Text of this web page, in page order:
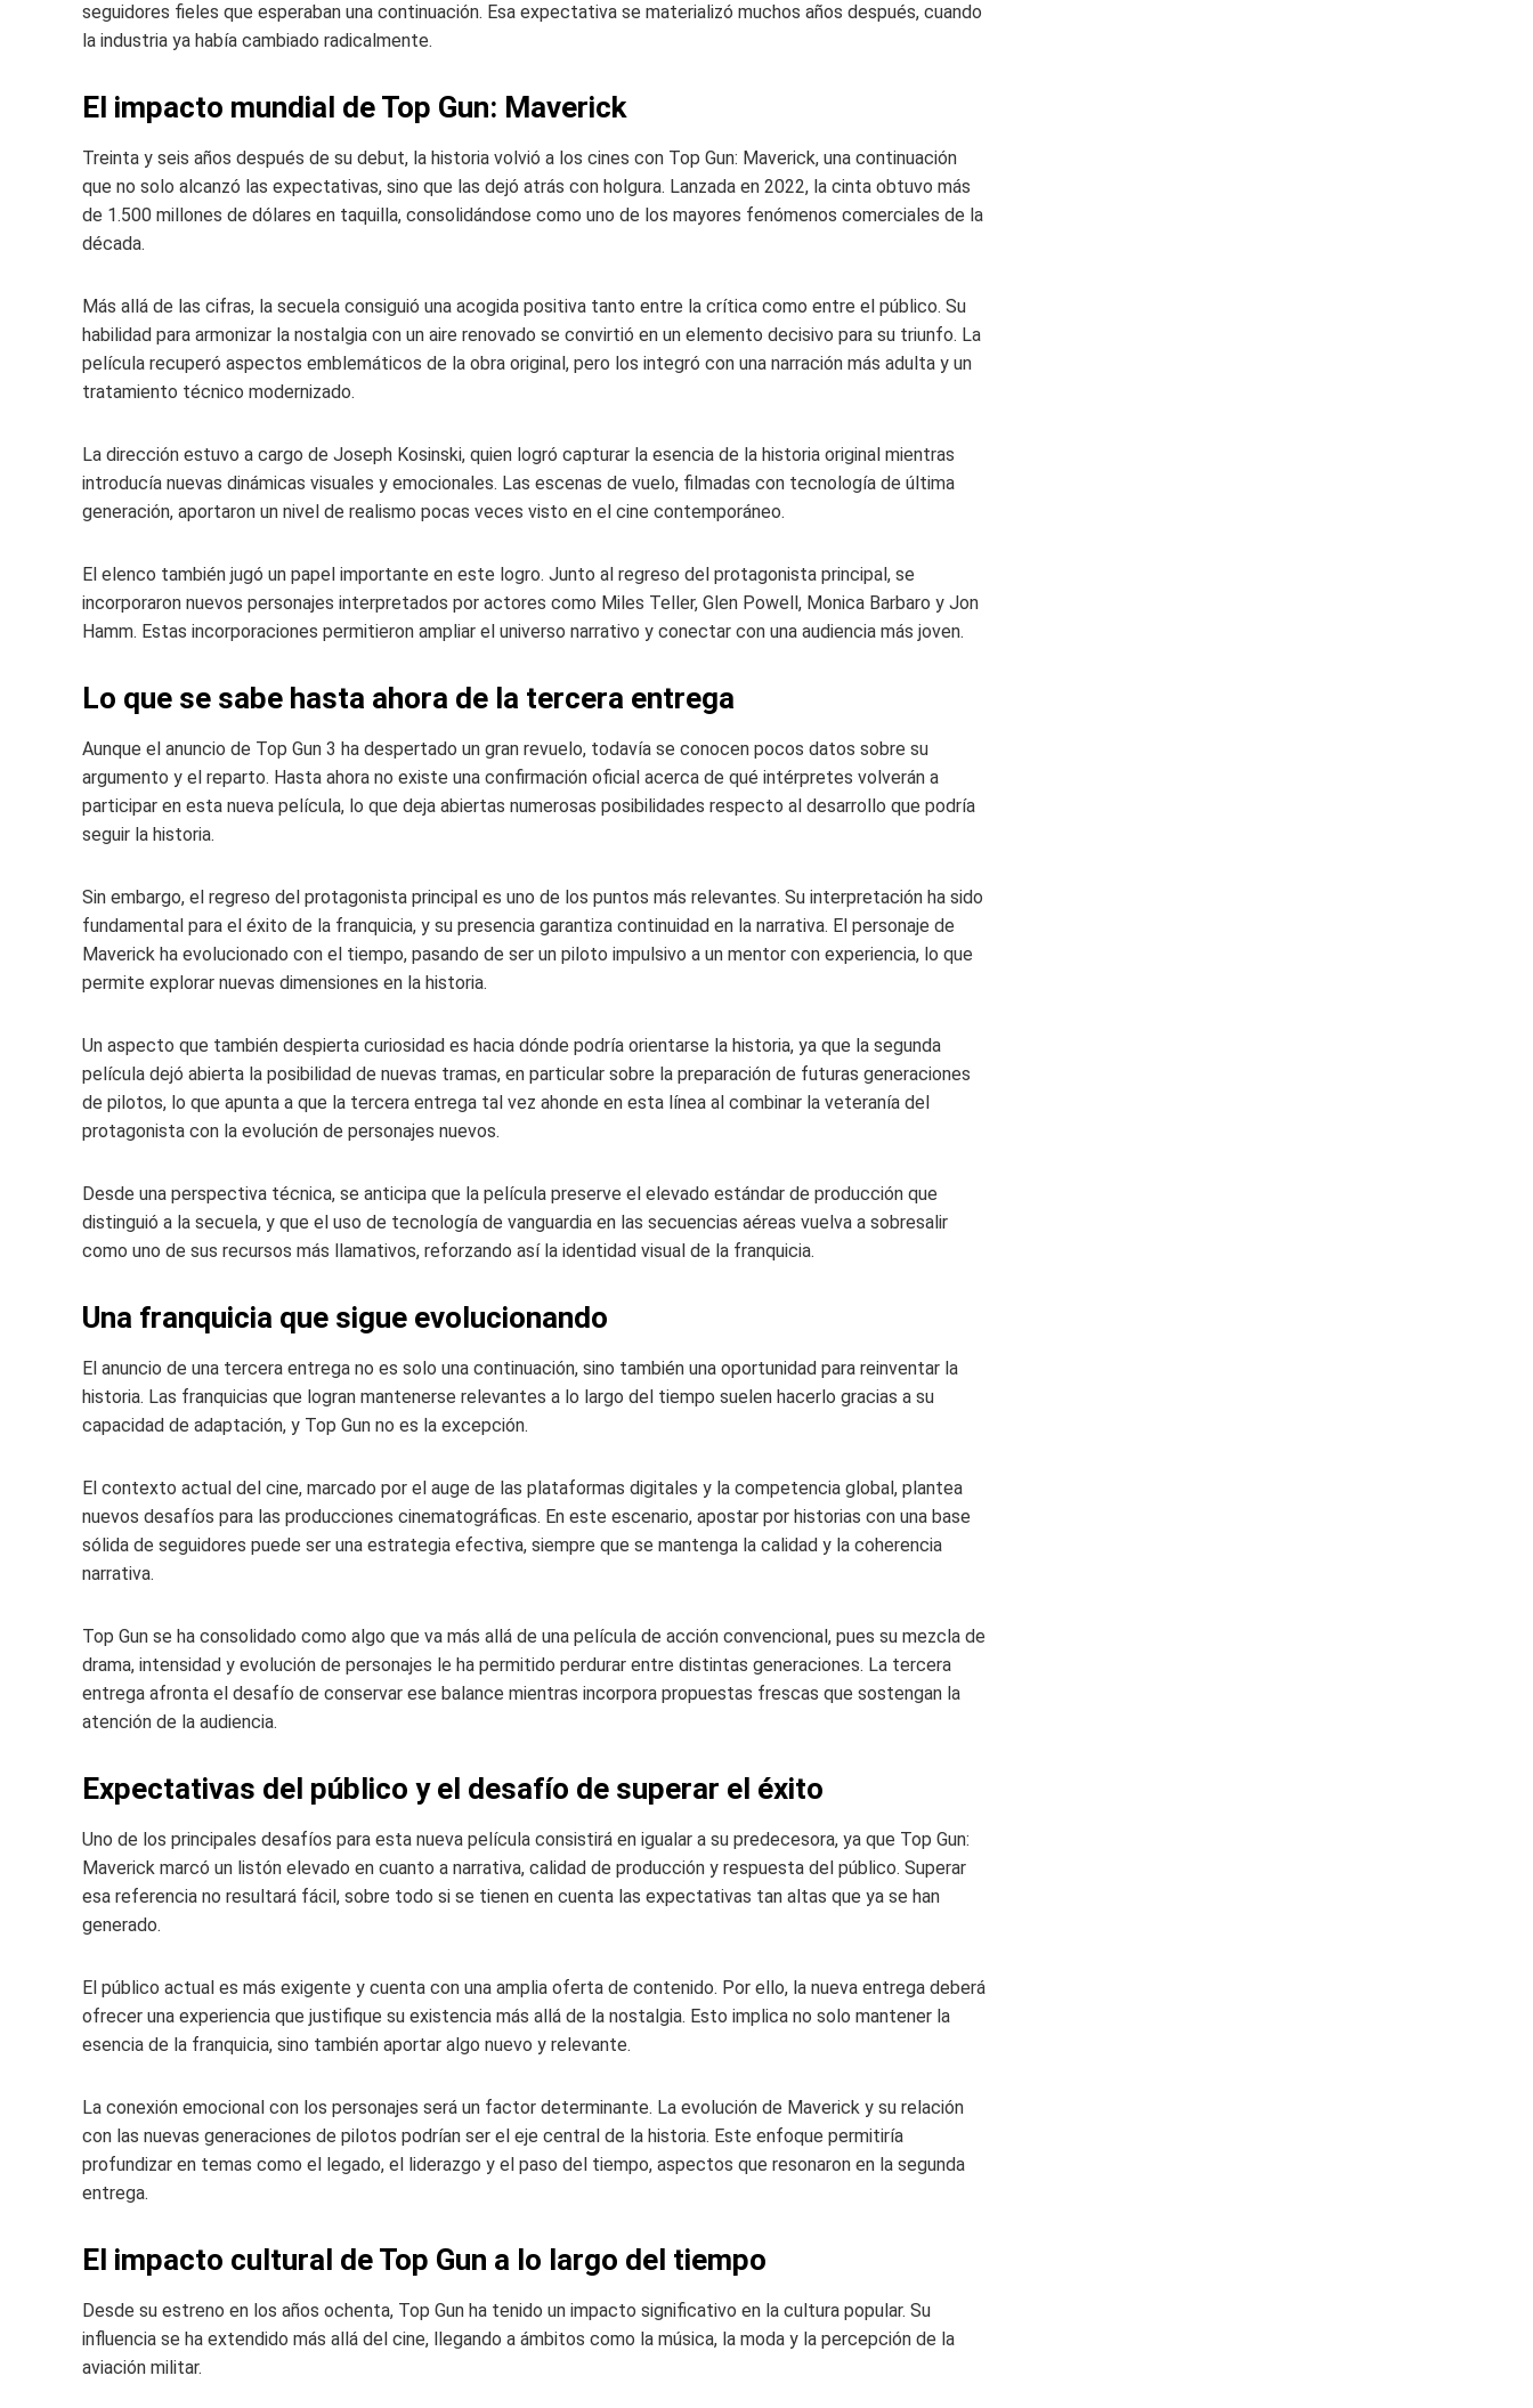
seguidores fieles que esperaban una continuación. Esa expectativa se materializó muchos años después, cuando
la industria ya había cambiado radicalmente.
El impacto mundial de Top Gun: Maverick
Treinta y seis años después de su debut, la historia volvió a los cines con Top Gun: Maverick, una continuación
que no solo alcanzó las expectativas, sino que las dejó atrás con holgura. Lanzada en 2022, la cinta obtuvo más
de 1.500 millones de dólares en taquilla, consolidándose como uno de los mayores fenómenos comerciales de la
década.
Más allá de las cifras, la secuela consiguió una acogida positiva tanto entre la crítica como entre el público. Su
habilidad para armonizar la nostalgia con un aire renovado se convirtió en un elemento decisivo para su triunfo. La
película recuperó aspectos emblemáticos de la obra original, pero los integró con una narración más adulta y un
tratamiento técnico modernizado.
La dirección estuvo a cargo de Joseph Kosinski, quien logró capturar la esencia de la historia original mientras
introducía nuevas dinámicas visuales y emocionales. Las escenas de vuelo, filmadas con tecnología de última
generación, aportaron un nivel de realismo pocas veces visto en el cine contemporáneo.
El elenco también jugó un papel importante en este logro. Junto al regreso del protagonista principal, se
incorporaron nuevos personajes interpretados por actores como Miles Teller, Glen Powell, Monica Barbaro y Jon
Hamm. Estas incorporaciones permitieron ampliar el universo narrativo y conectar con una audiencia más joven.
Lo que se sabe hasta ahora de la tercera entrega
Aunque el anuncio de Top Gun 3 ha despertado un gran revuelo, todavía se conocen pocos datos sobre su
argumento y el reparto. Hasta ahora no existe una confirmación oficial acerca de qué intérpretes volverán a
participar en esta nueva película, lo que deja abiertas numerosas posibilidades respecto al desarrollo que podría
seguir la historia.
Sin embargo, el regreso del protagonista principal es uno de los puntos más relevantes. Su interpretación ha sido
fundamental para el éxito de la franquicia, y su presencia garantiza continuidad en la narrativa. El personaje de
Maverick ha evolucionado con el tiempo, pasando de ser un piloto impulsivo a un mentor con experiencia, lo que
permite explorar nuevas dimensiones en la historia.
Un aspecto que también despierta curiosidad es hacia dónde podría orientarse la historia, ya que la segunda
película dejó abierta la posibilidad de nuevas tramas, en particular sobre la preparación de futuras generaciones
de pilotos, lo que apunta a que la tercera entrega tal vez ahonde en esta línea al combinar la veteranía del
protagonista con la evolución de personajes nuevos.
Desde una perspectiva técnica, se anticipa que la película preserve el elevado estándar de producción que
distinguió a la secuela, y que el uso de tecnología de vanguardia en las secuencias aéreas vuelva a sobresalir
como uno de sus recursos más llamativos, reforzando así la identidad visual de la franquicia.
Una franquicia que sigue evolucionando
El anuncio de una tercera entrega no es solo una continuación, sino también una oportunidad para reinventar la
historia. Las franquicias que logran mantenerse relevantes a lo largo del tiempo suelen hacerlo gracias a su
capacidad de adaptación, y Top Gun no es la excepción.
El contexto actual del cine, marcado por el auge de las plataformas digitales y la competencia global, plantea
nuevos desafíos para las producciones cinematográficas. En este escenario, apostar por historias con una base
sólida de seguidores puede ser una estrategia efectiva, siempre que se mantenga la calidad y la coherencia
narrativa.
Top Gun se ha consolidado como algo que va más allá de una película de acción convencional, pues su mezcla de
drama, intensidad y evolución de personajes le ha permitido perdurar entre distintas generaciones. La tercera
entrega afronta el desafío de conservar ese balance mientras incorpora propuestas frescas que sostengan la
atención de la audiencia.
Expectativas del público y el desafío de superar el éxito
Uno de los principales desafíos para esta nueva película consistirá en igualar a su predecesora, ya que Top Gun:
Maverick marcó un listón elevado en cuanto a narrativa, calidad de producción y respuesta del público. Superar
esa referencia no resultará fácil, sobre todo si se tienen en cuenta las expectativas tan altas que ya se han
generado.
El público actual es más exigente y cuenta con una amplia oferta de contenido. Por ello, la nueva entrega deberá
ofrecer una experiencia que justifique su existencia más allá de la nostalgia. Esto implica no solo mantener la
esencia de la franquicia, sino también aportar algo nuevo y relevante.
La conexión emocional con los personajes será un factor determinante. La evolución de Maverick y su relación
con las nuevas generaciones de pilotos podrían ser el eje central de la historia. Este enfoque permitiría
profundizar en temas como el legado, el liderazgo y el paso del tiempo, aspectos que resonaron en la segunda
entrega.
El impacto cultural de Top Gun a lo largo del tiempo
Desde su estreno en los años ochenta, Top Gun ha tenido un impacto significativo en la cultura popular. Su
influencia se ha extendido más allá del cine, llegando a ámbitos como la música, la moda y la percepción de la
aviación militar.